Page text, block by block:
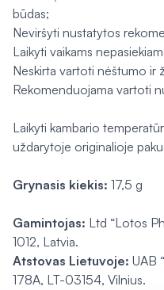
būdas;
Neviršyti nustatytos
Laikyti vaikams
Neskirta vartoti nėštumo ir
Rekomenduojama vartoti
Laikyti kambario
uždarytoje originalioje
Grynasis kiekis: 17,5 g
Gamintojas: Ltd “Lotos
1012, Latvia.
Atstovas Lietuvoje: UAB
178A, LT-03154, Vilnius.